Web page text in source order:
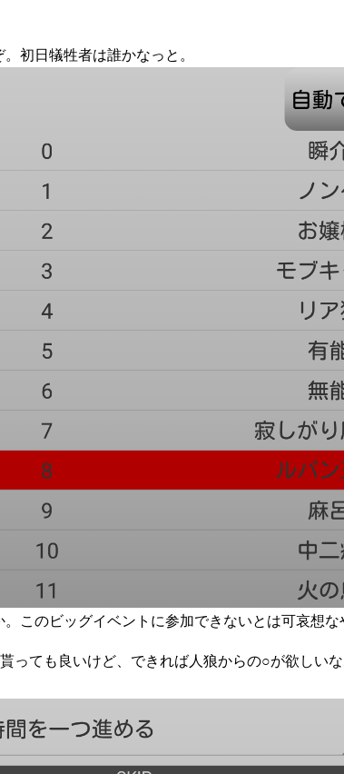
初日犠牲者は誰かなっと。
このビッグイベントに参加できないとは可哀想な
っても良いけど、できれば人狼からの○が欲しい